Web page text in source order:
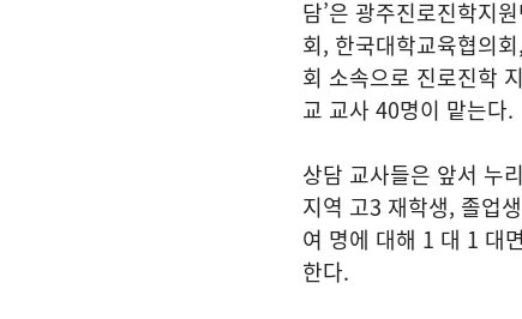
담’은 광주진로진학지
회, 한국대학교육협의
회 소속으로 진로진학
교 교사 40명이 맡는다.
상담 교사들은 앞서 누
지역 고3 재학생, 졸업
여 명에 대해 1 대 1 대
한다.